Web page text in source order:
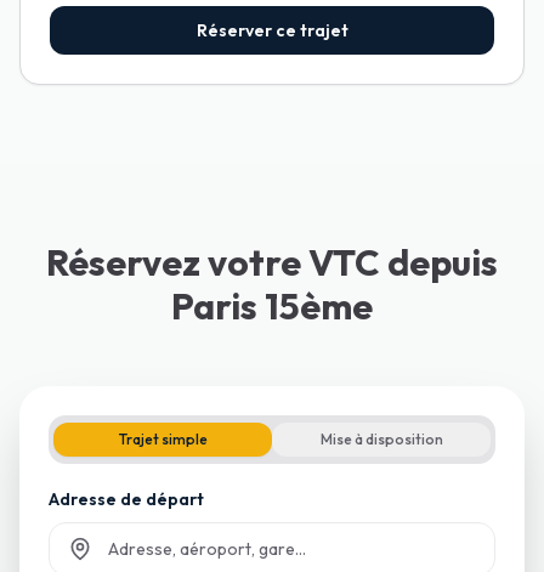
Réserver ce trajet
Réservez votre VTC depuis
Paris 15ème
Trajet simple Mise à disposition
Adresse de départ